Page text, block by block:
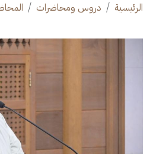
الرئيسية دروس ومحاضرات